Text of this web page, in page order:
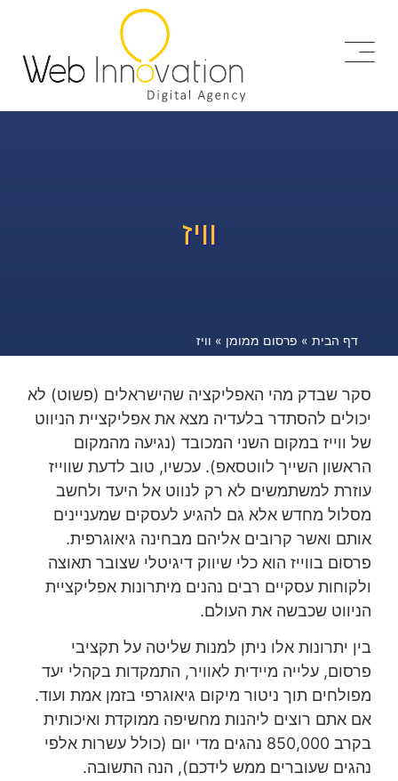
וויז
דף הבית » פרסום ממומן » וויז
סקר שבדק מהי האפליקציה שהישראלים (פשוט) לא
יכולים להסתדר בלעדיה מצא את אפליקציית הניווט
של ווייז במקום השני המכובד (נגיעה מהמקום
הראשון השייך לווטסאפ). עכשיו, טוב לדעת שווייז
עוזרת למשתמשים לא רק לנווט אל היעד ולחשב
מסלול מחדש אלא גם להגיע לעסקים שמעניינים
אותם ואשר קרובים אליהם מבחינה גיאוגרפית.
פרסום בווייז הוא כלי שיווק דיגיטלי שצובר תאוצה
ולקוחות עסקיים רבים נהנים מיתרונות אפליקציית
הניווט שכבשה את העולם.
בין יתרונות אלו ניתן למנות שליטה על תקציבי
פרסום, עלייה מיידית לאוויר, התמקדות בקהלי יעד
מפולחים תוך ניטור מיקום גיאוגרפי בזמן אמת ועוד.
אם אתם רוצים ליהנות מחשיפה ממוקדת ואיכותית
בקרב 850,000 נהגים מדי יום (כולל עשרות אלפי
נהגים שעוברים ממש לידכם), הנה התשובה.